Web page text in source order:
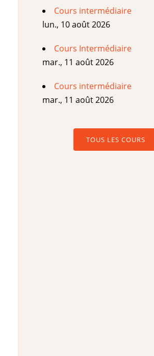
Cours intermédiaire
lun., 10 août 2026
Cours Intermédiaire
mar., 11 août 2026
Cours intermédiaire
mar., 11 août 2026
TOUS LES COURS